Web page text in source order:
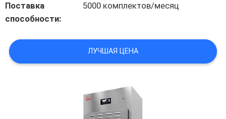
НАМИ
НОВОСТИ
Поставка
способности:
5000 комплектов/месяц
ЛУЧШАЯ ЦЕНА